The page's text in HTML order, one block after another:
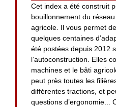
Cet index a été construit
bouillonnement du
agricole. Il vous permet
quelques centaines
été postées depuis 2012
l’autoconstruction. Elles
machines et le bâti
peut près toutes les
différentes tractions, et
questions d’ergonomie...